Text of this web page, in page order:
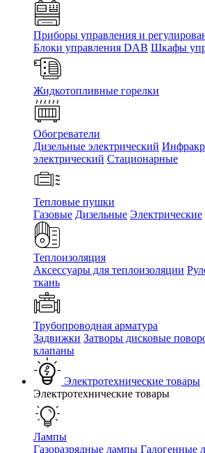
Приборы управления и
Блоки управления DAB Шкафы
Жидкотопливные горелки
Обогреватели
Дизельные электрический
электрический Стационарные
Тепловые пушки
Газовые Дизельные Электрические
Теплоизоляция
Аксессуары для теплоизоляции
ткань
Трубопроводная арматура
Задвижки Затворы дисковые
клапаны
Электротехнические товары
Электротехнические товары
Лампы
Газоразрядные лампы Галогенные